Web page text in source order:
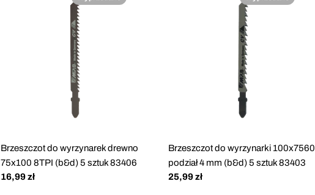
Brzeszczot do wyrzynarek drewno
75x100 8TPI (b&d) 5 sztuk 83406
Cena
16,99 zł
Brzeszczot do wyrzynarki 100x7560
podział 4 mm (b&d) 5 sztuk 83403
Cena
25,99 zł